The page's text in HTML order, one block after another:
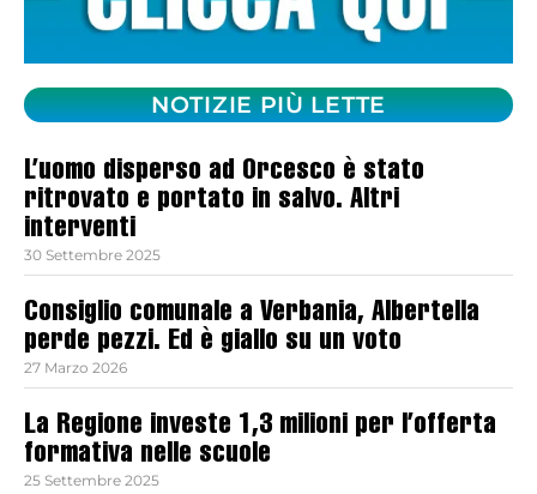
NOTIZIE PIÙ LETTE
L’uomo disperso ad Orcesco è stato
ritrovato e portato in salvo. Altri
interventi
30 Settembre 2025
Consiglio comunale a Verbania, Albertella
perde pezzi. Ed è giallo su un voto
27 Marzo 2026
La Regione investe 1,3 milioni per l’offerta
formativa nelle scuole
25 Settembre 2025